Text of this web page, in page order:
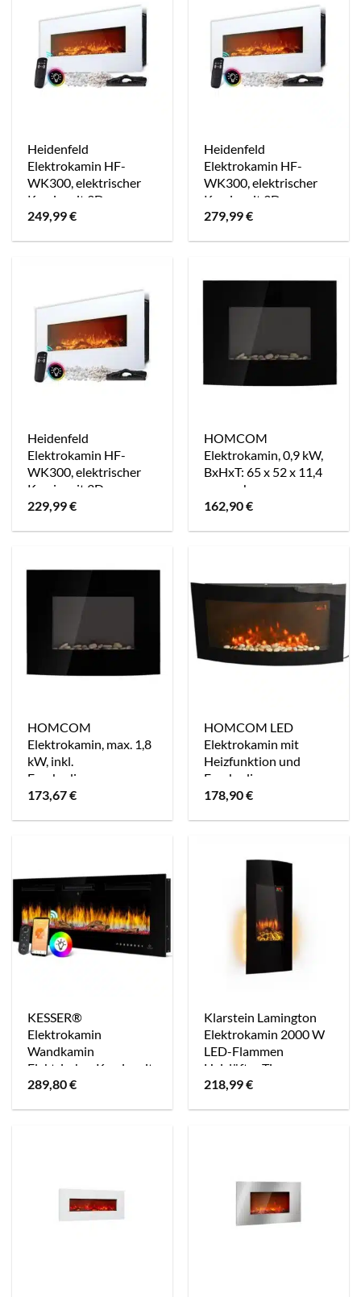
Heidenfeld
Elektrokamin HF-
WK300, elektrischer
Kamin mit 3D-
Flammeneffekt,
249,99€
Heidenfeld
Elektrokamin HF-
WK300, elektrischer
Kamin mit 3D-
Flammeneffekt,
279,99€
Heidenfeld
Elektrokamin HF-
WK300, elektrischer
Kamin mit 3D-
Flammeneffekt,
229,99€
HOMCOM
Elektrokamin, 0,9 kW,
BxHxT: 65 x 52 x 11,4
cm – schwarz
162,90€
HOMCOM
Elektrokamin, max. 1,8
kW, inkl.
Fernbedienung,
Heizfunktion –
173,67€
HOMCOM LED
Elektrokamin mit
Heizfunktion und
Fernbedienungen
schwarz 88,5 x 13,5 x
Wandkamin
178,90€
KESSER®
Elektrokamin
Wandkamin
Elektrischer Kamin mit
Heizung 9 Farbmodi
Heizung App-Funktion
Fernbedienung
Touchscreen
289,80€
Klarstein Lamington
Elektrokamin 2000 W
LED-Flammen
Heizlüfter Timer
Ambientelicht Schwarz
218,99€